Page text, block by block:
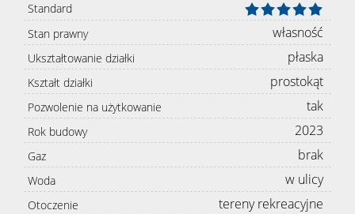
Standard
Stan prawny
własność
Ukształtowanie działki płaska
Kształt działki prostokąt
Pozwolenie na użytkowanie tak
Rok budowy 2023
Gaz brak
Woda w ulicy
Otoczenie tereny rekreacyjne